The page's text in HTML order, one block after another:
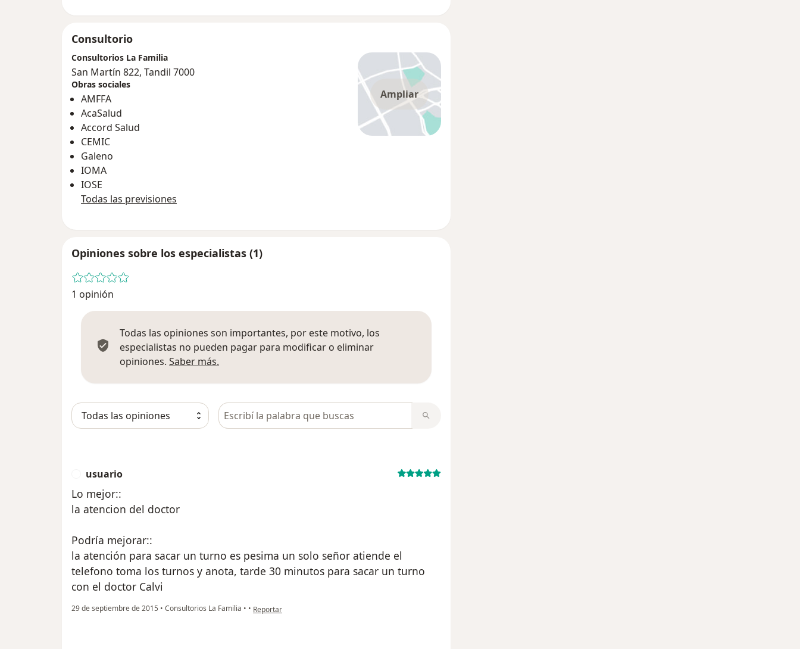
Consultorio
Ampliar
Consultorios La Familia
San Martín 822, Tandil 7000
Obras sociales
AMFFA
AcaSalud
Accord Salud
CEMIC
Galeno
IOMA
IOSE
Todas las previsiones
Opiniones sobre los especialistas (1)
1 opinión
Todas las opiniones son importantes, por este motivo, los
especialistas no pueden pagar para modificar o eliminar
opiniones. Saber más.
Busca en opiniones
usuario
Lo mejor::
la atencion del doctor
Podría mejorar::
la atención para sacar un turno es pesima un solo señor atiende el
telefono toma los turnos y anota, tarde 30 minutos para sacar un turno
con el doctor Calvi
29 de septiembre de 2015 • Consultorios La Familia • • en opinión del usuario usuario
Reportar